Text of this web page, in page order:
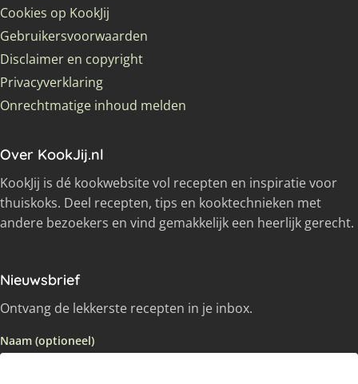
Cookies op KookJij
Gebruikersvoorwaarden
Disclaimer en copyright
Privacyverklaring
Onrechtmatige inhoud melden
Over KookJij.nl
KookJij is dé kookwebsite vol recepten en inspiratie voor
thuiskoks. Deel recepten, tips en kooktechnieken met
andere bezoekers en vind gemakkelijk een heerlijk gerecht.
Nieuwsbrief
Ontvang de lekkerste recepten in je inbox.
Naam (optioneel)